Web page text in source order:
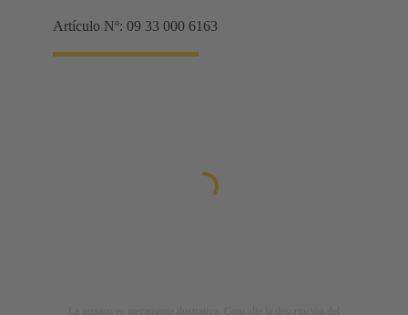
Artículo Nº: 09 33 000 6163